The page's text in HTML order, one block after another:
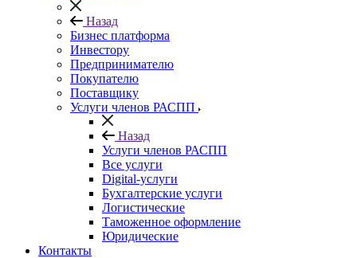
Назад
Бизнес платформа
Инвестору
Предпринимателю
Покупателю
Поставщику
Услуги членов РАСПП
Назад
Услуги членов РАСПП
Все услуги
Digital-услуги
Бухгалтерские услуги
Логистические
Таможенное оформление
Юридические
Контакты